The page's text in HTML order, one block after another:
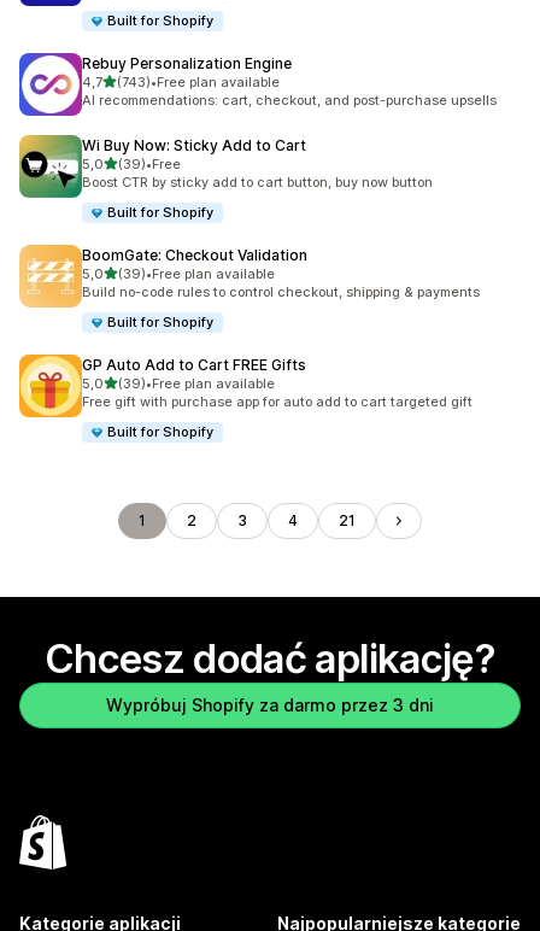
Built for Shopify
Rebuy Personalization Engine
4,7na 5 gwiazdek
(743)
Łączna liczba recenzji: 743
•Free plan available
AI recommendations: cart, checkout, and post-purchase upsells
Wi Buy Now: Sticky Add to Cart
5,0na 5 gwiazdek
(39)
Łączna liczba recenzji: 39
•Free
Boost CTR by sticky add to cart button, buy now button
Built for Shopify
BoomGate: Checkout Validation
5,0na 5 gwiazdek
(39)
Łączna liczba recenzji: 39
•Free plan available
Build no-code rules to control checkout, shipping & payments
Built for Shopify
GP Auto Add to Cart FREE Gifts
5,0na 5 gwiazdek
(39)
Łączna liczba recenzji: 39
•Free plan available
Free gift with purchase app for auto add to cart targeted gift
Built for Shopify
1 2 3 4 21
Chcesz dodać aplikację?
Wypróbuj Shopify za darmo przez 3 dni
Kategorie aplikacji Najpopularniejsze kategorie